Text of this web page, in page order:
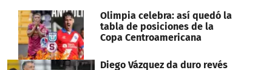
Olimpia celebra: así quedó la
tabla de posiciones de la
Copa Centroamericana
Diego Vázquez da duro revés